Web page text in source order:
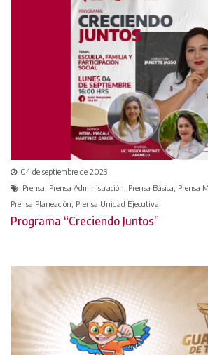
04 de septiembre de 2023
Prensa, Prensa Administración, Prensa Básica, Prensa
Prensa Planeación, Prensa Unidad Ejecutiva
Programa “Creciendo Juntos”